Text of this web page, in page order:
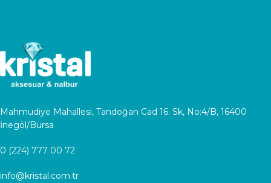
Mahmudiye Mahallesi, Tandoğan Cad 16. Sk, No:4/B, 16400
İnegöl/Bursa
0 (224) 777 00 72
info@kristal.com.tr